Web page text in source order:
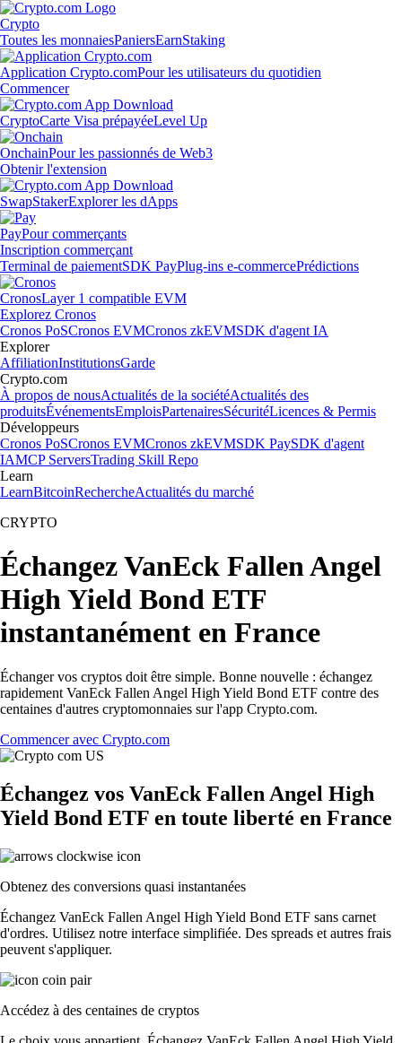
Crypto
Toutes les monnaiesPaniersEarnStaking
Application Crypto.comPour les utilisateurs du quotidien
Commencer
CryptoCarte Visa prépayéeLevel Up
OnchainPour les passionnés de Web3
Obtenir l'extension
SwapStakerExplorer les dApps
PayPour commerçants
Inscription commerçant
Terminal de paiementSDK PayPlug-ins e-commercePrédictions
CronosLayer 1 compatible EVM
Explorez Cronos
Cronos PoSCronos EVMCronos zkEVMSDK d'agent IA
Explorer
AffiliationInstitutionsGarde
Crypto.com
À propos de nousActualités de la sociétéActualités des
produitsÉvénementsEmploisPartenairesSécuritéLicences & Permis
Développeurs
Cronos PoSCronos EVMCronos zkEVMSDK PaySDK d'agent
IAMCP ServersTrading Skill Repo
Learn
LearnBitcoinRechercheActualités du marché
CRYPTO
Échangez VanEck Fallen Angel
High Yield Bond ETF
instantanément en France
Échanger vos cryptos doit être simple. Bonne nouvelle : échangez
rapidement VanEck Fallen Angel High Yield Bond ETF contre des
centaines d'autres cryptomonnaies sur l'app Crypto.com.
Commencer avec Crypto.com
Échangez vos VanEck Fallen Angel High
Yield Bond ETF en toute liberté en France
Obtenez des conversions quasi instantanées
Échangez VanEck Fallen Angel High Yield Bond ETF sans carnet
d'ordres. Utilisez notre interface simplifiée. Des spreads et autres frais
peuvent s'appliquer.
Accédez à des centaines de cryptos